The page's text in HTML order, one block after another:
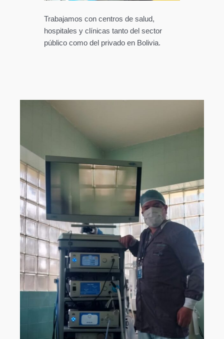
Trabajamos con centros de salud,
hospitales y clínicas tanto del sector
público como del privado en Bolivia.